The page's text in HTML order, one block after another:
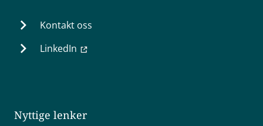
Kontakt oss
LinkedIn
Nyttige lenker